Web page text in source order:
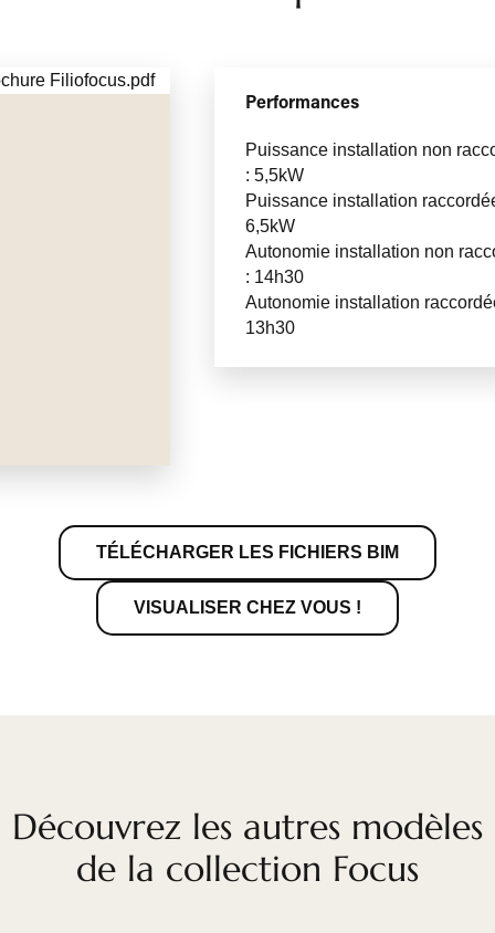
Performances
Puissance installation non
: 5,5kW
Puissance installation
6,5kW
Autonomie installation non
: 14h30
Autonomie installation
13h30
TÉLÉCHARGER LES FICHIERS BIM
VISUALISER CHEZ VOUS !
Découvrez les autres modèles
de la collection Focus